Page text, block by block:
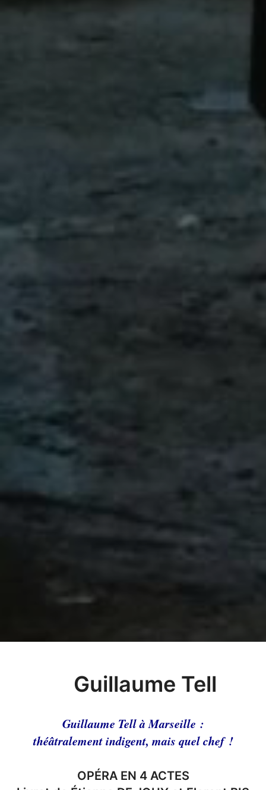
Guillaume Tell
Guillaume Tell à Marseille :
théâtralement indigent, mais quel chef !
OPÉRA EN 4 ACTES